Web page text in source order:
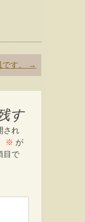
す。 →
す
され
※ が
目で